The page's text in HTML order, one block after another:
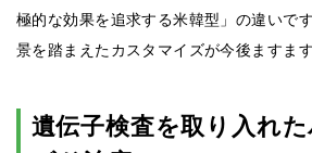
極的な効果を追求する米韓型」の違いで
景を踏まえたカスタマイズが今後ますま
遺伝子検査を取り入れ